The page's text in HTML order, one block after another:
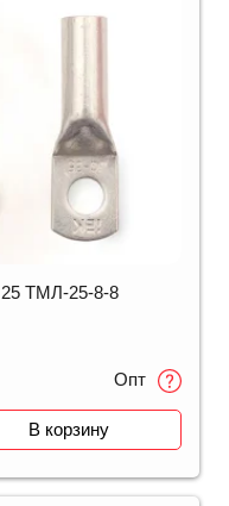
25 ТМЛ-25-8-8
Опт
В корзину